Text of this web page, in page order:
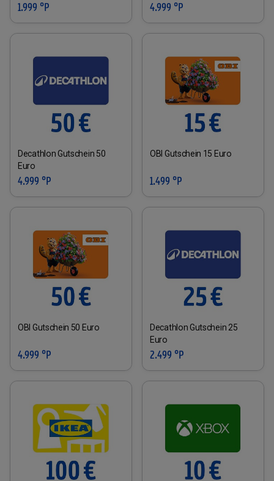
1.999 °P 4.999 °P
Decathlon Gutschein 50
Euro
4.999 °P
OBI Gutschein 15 Euro
1.499 °P
OBI Gutschein 50 Euro
4.999 °P
Decathlon Gutschein 25
Euro
2.499 °P